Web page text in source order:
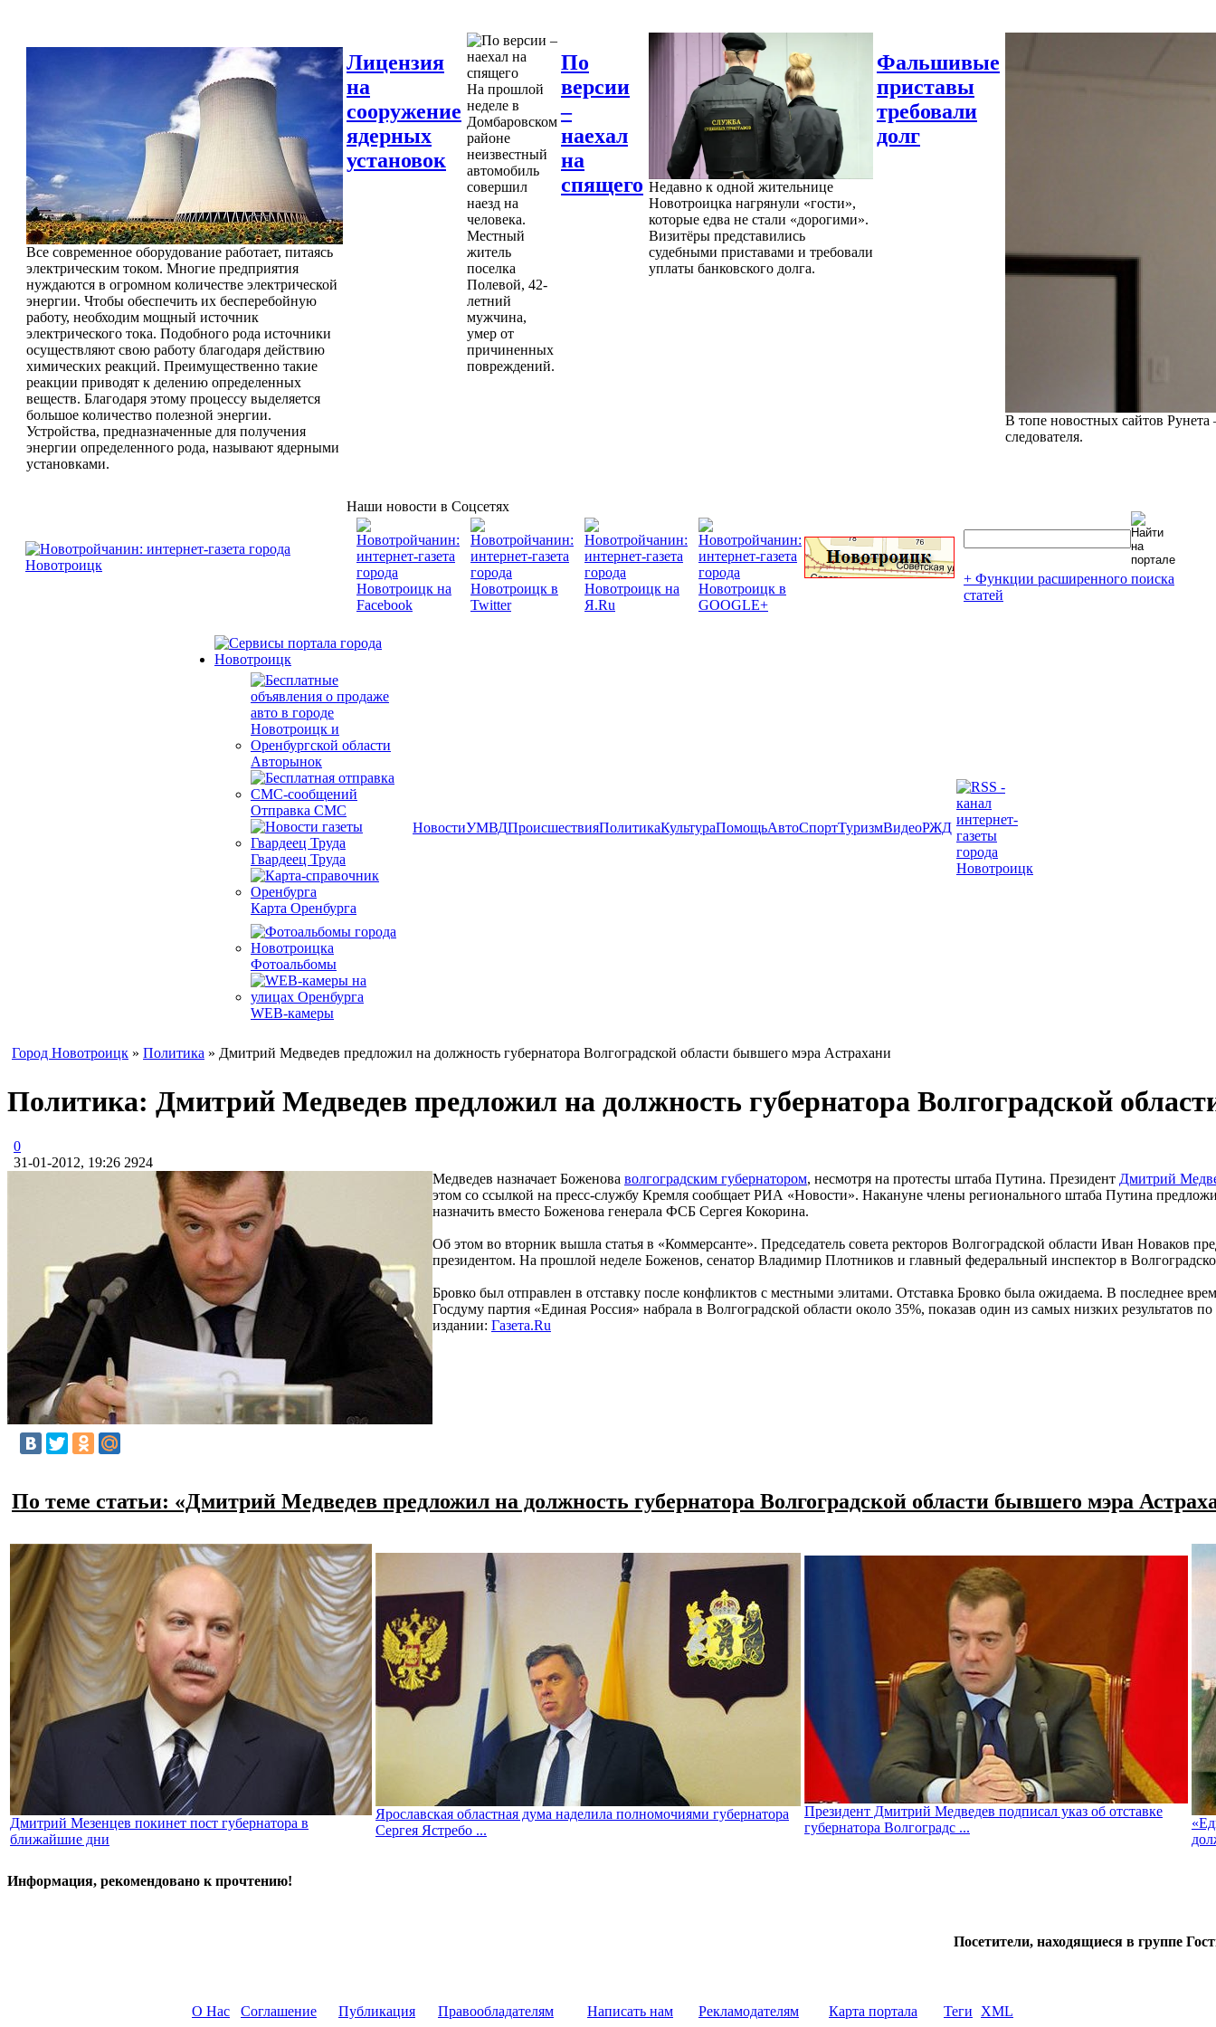
Все современное оборудование работает, питаясь
электрическим током. Многие предприятия
нуждаются в огромном количестве электрической
энергии. Чтобы обеспечить их бесперебойную
работу, необходим мощный источник
электрического тока. Подобного рода источники
осуществляют свою работу благодаря действию
химических реакций. Преимущественно такие
реакции приводят к делению определенных
веществ. Благодаря этому процессу выделяется
большое количество полезной энергии.
Устройства, предназначенные для получения
энергии определенного рода, называют ядерными
установками.
Лицензия
на
сооружение
ядерных
установок
На прошлой
неделе в
Домбаровском
районе
неизвестный
автомобиль
совершил
наезд на
человека.
Местный
житель
поселка
Полевой, 42-
летний
мужчина,
умер от
причиненных
повреждений.
По
версии
–
наехал
на
спящего Недавно к одной жительнице
Новотроицка нагрянули «гости»,
которые едва не стали «дорогими».
Визитёры представились
судебными приставами и требовали
уплаты банковского долга.
Фальшивые
приставы
требовали
долг
В топе новостных сайтов Рунета
следователя.
Наши новости в Соцсетях
+ Функции расширенного поиска
статей
Авторынок
Отправка СМС
Гвардеец Труда
Карта Оренбурга
Фотоальбомы
WEB-камеры
НовостиУМВДПроисшествияПолитикаКультураПомощьАвтоСпортТуризмВидеоРЖД
Город Новотроицк » Политика » Дмитрий Медведев предложил на должность губернатора Волгоградской области бывшего мэра Астрахани
Политика: Дмитрий Медведев предложил на должность губернатора Волгоградской
0
31-01-2012, 19:26 2924
Медведев назначает Боженова волгоградским губернатором, несмотря на протесты штаба Путина. Президент Дмитрий
этом со ссылкой на пресс-службу Кремля сообщает РИА «Новости». Накануне члены регионального штаба Путина
назначить вместо Боженова генерала ФСБ Сергея Кокорина.
Об этом во вторник вышла статья в «Коммерсанте». Председатель совета ректоров Волгоградской области Иван
президентом. На прошлой неделе Боженов, сенатор Владимир Плотников и главный федеральный инспектор в
Бровко был отправлен в отставку после конфликтов с местными элитами. Отставка Бровко была ожидаема. В последнее
Госдуму партия «Единая Россия» набрала в Волгоградской области около 35%, показав один из самых низких
издании: Газета.Ru
По теме статьи: «Дмитрий Медведев предложил на должность губернатора Волгоградской области бывшего мэра
Дмитрий Мезенцев покинет пост губернатора в
ближайшие дни
Ярославская областная дума наделила полномочиями губернатора
Сергея Ястребо ...
Президент Дмитрий Медведев подписал указ об отставке
губернатора Волгоградс ...
Информация, рекомендовано к прочтению!
Посетители, находящиеся в группе
О Нас Соглашение Публикация Правообладателям Написать нам Рекламодателям Карта портала Теги XML